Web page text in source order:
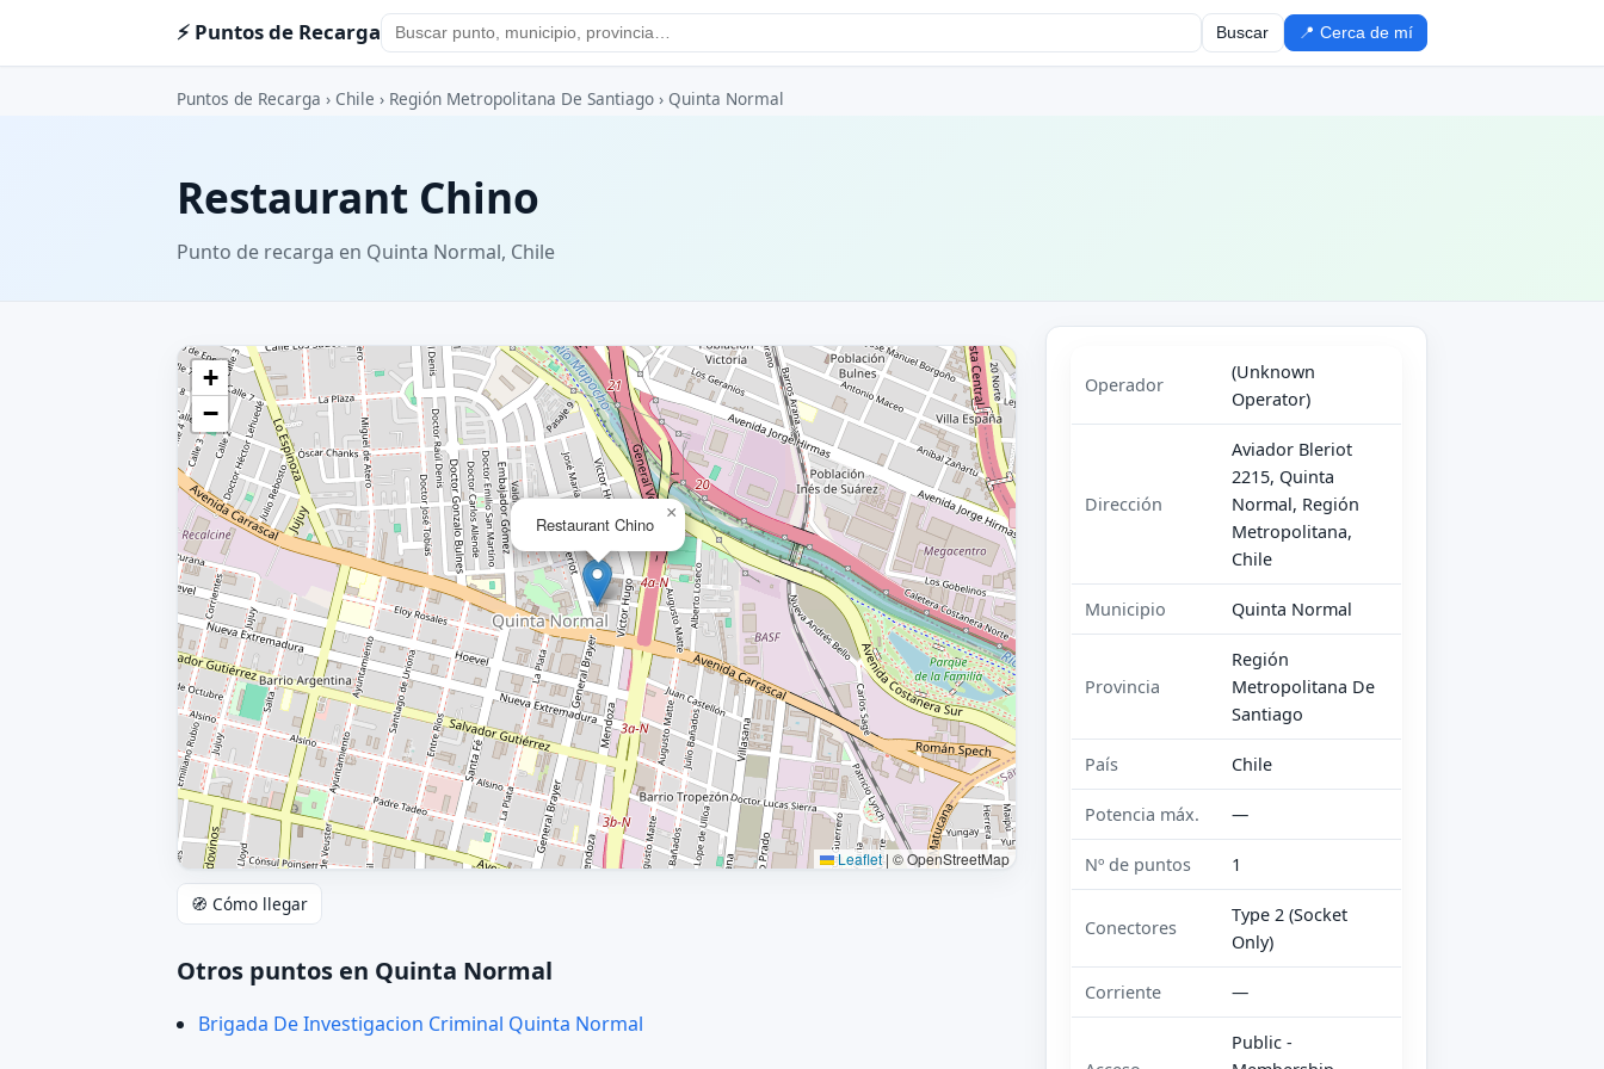
⚡ Puntos de Recarga Buscar 📍 Cerca de mí
Puntos de Recarga › Chile › Región Metropolitana De Santiago › Quinta Normal
Restaurant Chino
Punto de recarga en Quinta Normal, Chile
Restaurant Chino
×
+
−
Leaflet | © OpenStreetMap
🧭 Cómo llegar
Otros puntos en Quinta Normal
Brigada De Investigacion Criminal Quinta Normal
Operador
(Unknown
Operator)
Dirección
Aviador Bleriot
2215, Quinta
Normal, Región
Metropolitana,
Chile
Municipio Quinta Normal
Provincia
Región
Metropolitana De
Santiago
País Chile
Potencia máx. —
Nº de puntos 1
Conectores
Type 2 (Socket
Only)
Corriente —
Public -